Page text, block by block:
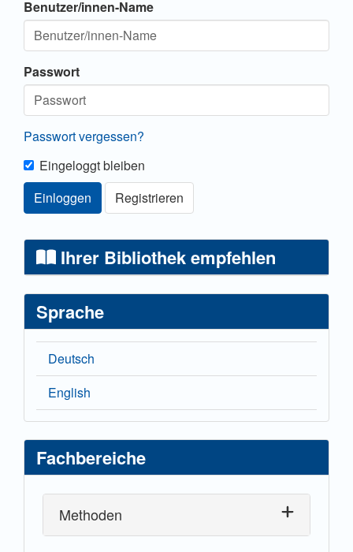
Benutzer/innen-Name
Passwort
Passwort vergessen?
Eingeloggt bleiben
Einloggen
Registrieren
Ihrer Bibliothek empfehlen
Sprache
Deutsch
English
Fachbereiche
Methoden